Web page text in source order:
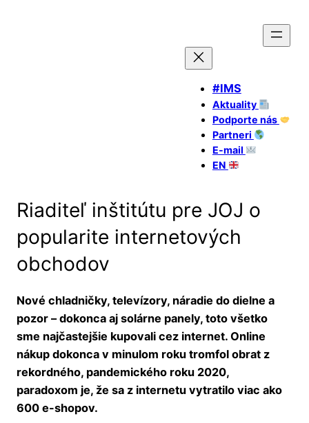
#IMS
Aktuality
Podporte nás
Partneri
E-mail
EN
Riaditeľ inštitútu pre JOJ o
popularite internetových
obchodov
Nové chladničky, televízory, náradie do dielne a
pozor – dokonca aj solárne panely, toto všetko
sme najčastejšie kupovali cez internet. Online
nákup dokonca v minulom roku tromfol obrat z
rekordného, pandemického roku 2020,
paradoxom je, že sa z internetu vytratilo viac ako
600 e-shopov.